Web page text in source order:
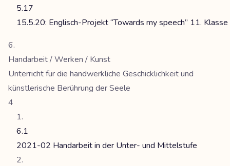
5.17
15.5.20: Englisch-Projekt “Towards my speech” 11. Klasse
Handarbeit / Werken / Kunst
Unterricht für die handwerkliche Geschicklichkeit und
künstlerische Berührung der Seele
4
6.1
2021-02 Handarbeit in der Unter- und Mittelstufe